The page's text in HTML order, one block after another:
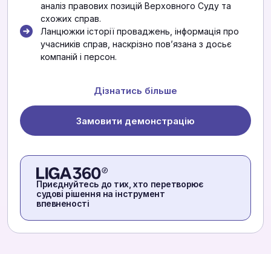
аналіз правових позицій Верховного Суду та
схожих справ.
Ланцюжки історії проваджень, інформація про
учасників справ, наскрізно повʼязана з досьє
компаній і персон.
Дізнатись більше
Замовити демонстрацію
Приєднуйтесь до тих, хто перетворює
судові рішення на інструмент
впевненості